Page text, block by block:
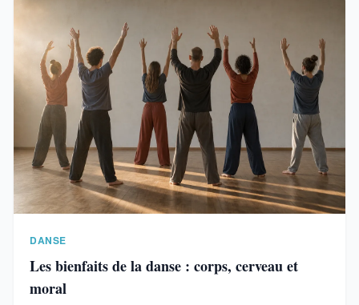
DANSE
Les bienfaits de la danse : corps, cerveau et
moral